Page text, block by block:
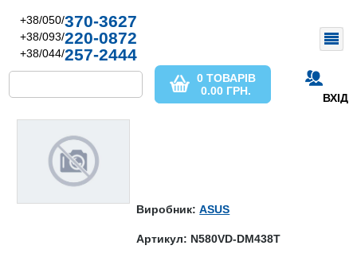
+38/050/370-3627
+38/093/220-0872
+38/044/257-2444
ВХІД
0 ТОВАРІВ
0.00 ГРН.
Виробник:ASUS
Артикул: N580VD-DM438T